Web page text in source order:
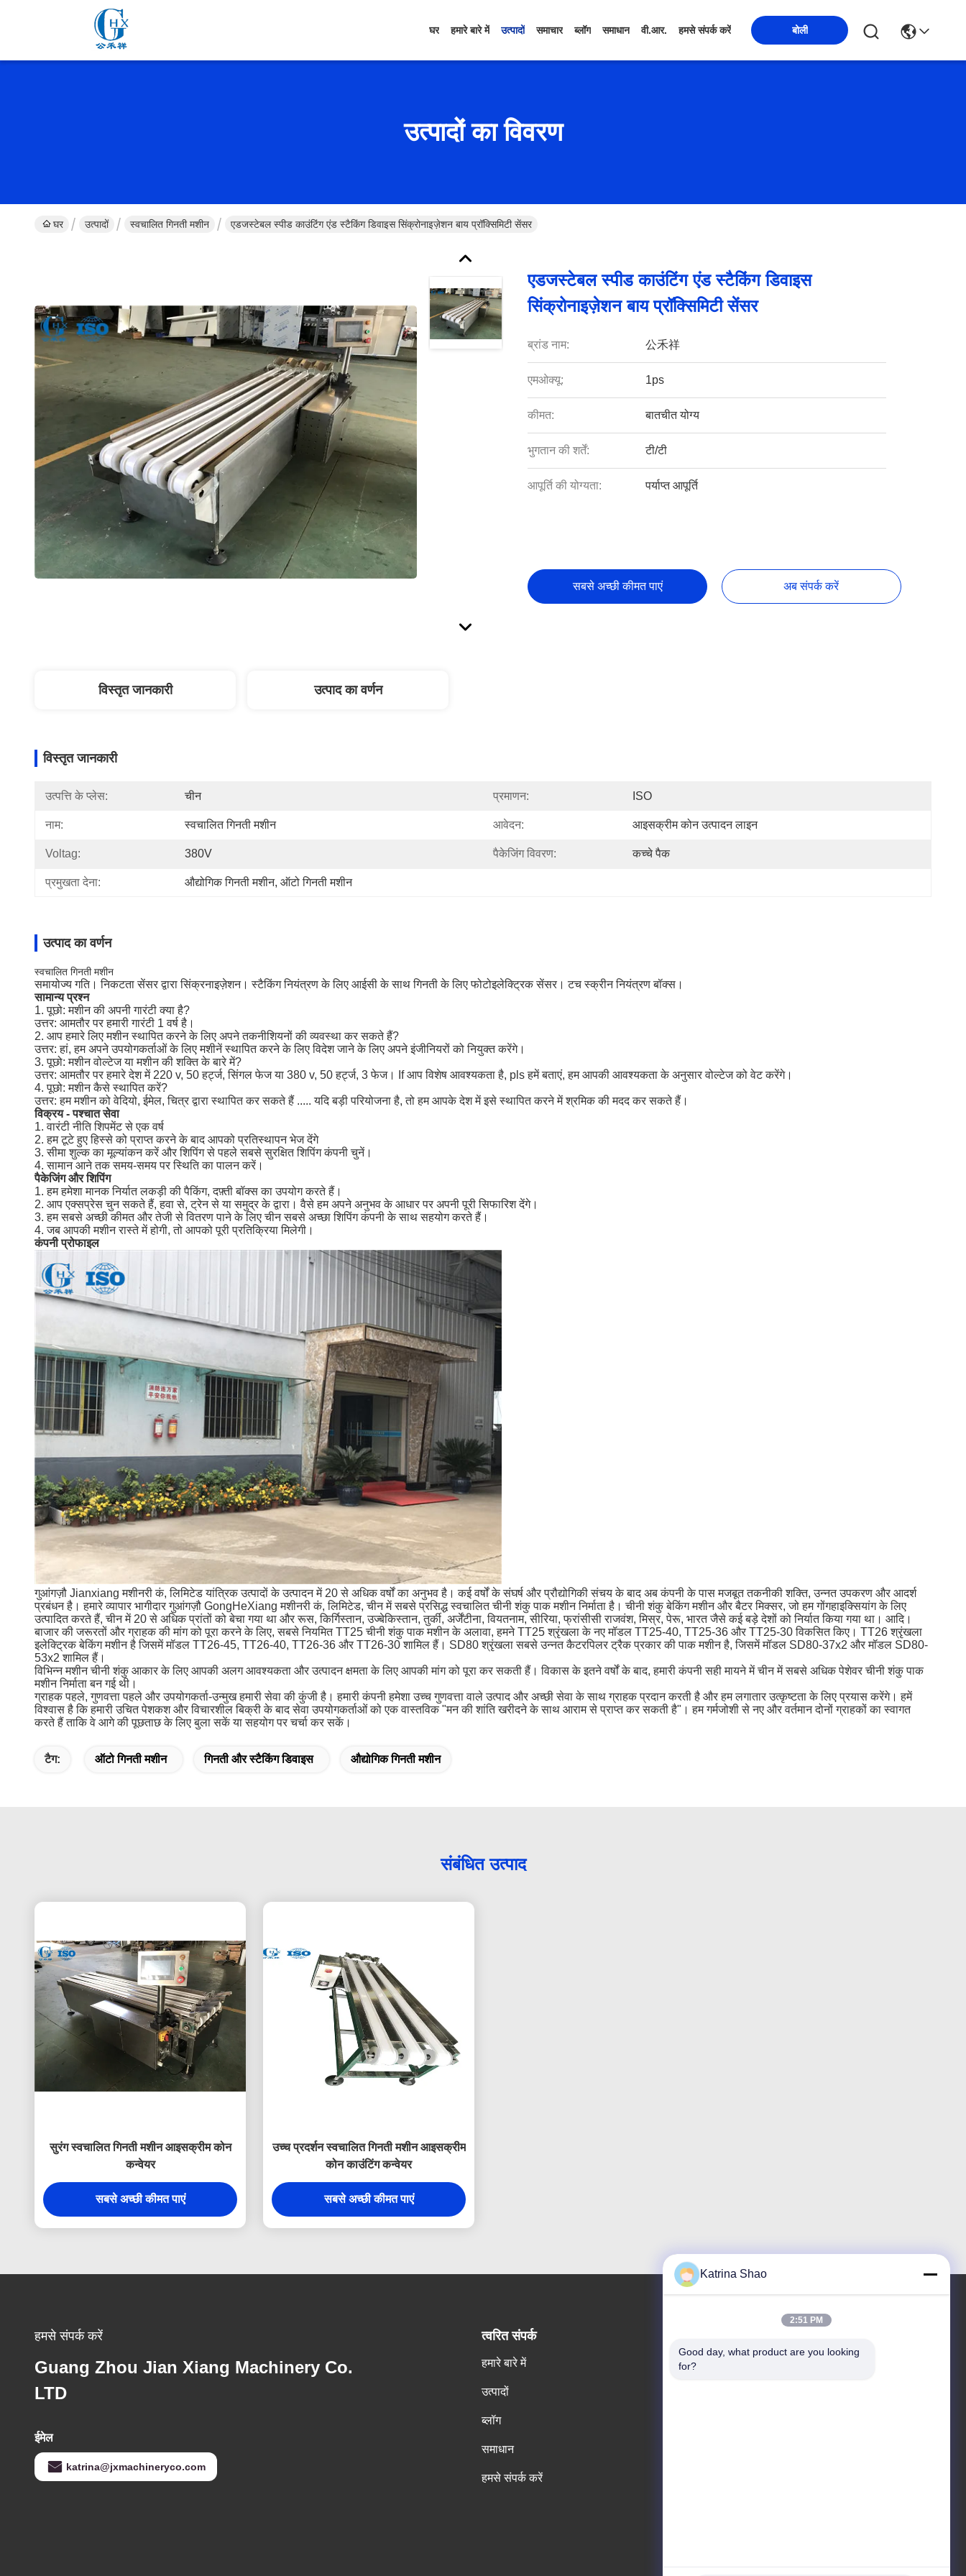
घर हमारे बारे में उत्पादों समाचार ब्लॉग समाधान वी.आर. हमसे संपर्क करें बोली
उत्पादों का विवरण
घर उत्पादों स्वचालित गिनती मशीन एडजस्टेबल स्पीड काउंटिंग एंड स्टैकिंग डिवाइस सिंक्रोनाइज़ेशन बाय प्रॉक्सिमिटी सेंसर
एडजस्टेबल स्पीड काउंटिंग एंड स्टैकिंग डिवाइस
सिंक्रोनाइज़ेशन बाय प्रॉक्सिमिटी सेंसर
ब्रांड नाम: 公禾祥
एमओक्यू: 1ps
कीमत: बातचीत योग्य
भुगतान की शर्तें: टी/टी
आपूर्ति की योग्यता: पर्याप्त आपूर्ति
सबसे अच्छी कीमत पाएं अब संपर्क करें
विस्तृत जानकारी उत्पाद का वर्णन
विस्तृत जानकारी
उत्पत्ति के प्लेस: चीन प्रमाणन: ISO
नाम: स्वचालित गिनती मशीन आवेदन: आइसक्रीम कोन उत्पादन लाइन
Voltag: 380V पैकेजिंग विवरण: कच्चे पैक
प्रमुखता देना: औद्योगिक गिनती मशीन, ऑटो गिनती मशीन
उत्पाद का वर्णन
स्वचालित गिनती मशीन
समायोज्य गति। निकटता सेंसर द्वारा सिंक्रनाइज़ेशन। स्टैकिंग नियंत्रण के लिए आईसी के साथ गिनती के लिए फोटोइलेक्ट्रिक सेंसर। टच स्क्रीन नियंत्रण बॉक्स।
सामान्य प्रश्न
1. पूछो: मशीन की अपनी गारंटी क्या है?
उत्तर: आमतौर पर हमारी गारंटी 1 वर्ष है।
2. आप हमारे लिए मशीन स्थापित करने के लिए अपने तकनीशियनों की व्यवस्था कर सकते हैं?
उत्तर: हां, हम अपने उपयोगकर्ताओं के लिए मशीनें स्थापित करने के लिए विदेश जाने के लिए अपने इंजीनियरों को नियुक्त करेंगे।
3. पूछो: मशीन वोल्टेज या मशीन की शक्ति के बारे में?
उत्तर: आमतौर पर हमारे देश में 220 v, 50 हर्ट्ज, सिंगल फेज या 380 v, 50 हर्ट्ज, 3 फेज। If आप विशेष आवश्यकता है, pls हमें बताएं, हम आपकी आवश्यकता के अनुसार वोल्टेज को वेट करेंगे।
4. पूछो: मशीन कैसे स्थापित करें?
उत्तर: हम मशीन को वेदियो, ईमेल, चित्र द्वारा स्थापित कर सकते हैं ..... यदि बड़ी परियोजना है, तो हम आपके देश में इसे स्थापित करने में श्रमिक की मदद कर सकते हैं।
विक्रय - पश्चात सेवा
1. वारंटी नीति शिपमेंट से एक वर्ष
2. हम टूटे हुए हिस्से को प्राप्त करने के बाद आपको प्रतिस्थापन भेज देंगे
3. सीमा शुल्क का मूल्यांकन करें और शिपिंग से पहले सबसे सुरक्षित शिपिंग कंपनी चुनें।
4. सामान आने तक समय-समय पर स्थिति का पालन करें।
पैकेजिंग और शिपिंग
1. हम हमेशा मानक निर्यात लकड़ी की पैकिंग, दफ़्ती बॉक्स का उपयोग करते हैं।
2. आप एक्सप्रेस चुन सकते हैं, हवा से, ट्रेन से या समुद्र के द्वारा। वैसे हम अपने अनुभव के आधार पर अपनी पूरी सिफारिश देंगे।
3. हम सबसे अच्छी कीमत और तेजी से वितरण पाने के लिए चीन सबसे अच्छा शिपिंग कंपनी के साथ सहयोग करते हैं।
4. जब आपकी मशीन रास्ते में होगी, तो आपको पूरी प्रतिक्रिया मिलेगी।
कंपनी प्रोफाइल
गुआंगज़ौ Jianxiang मशीनरी कं, लिमिटेड यांत्रिक उत्पादों के उत्पादन में 20 से अधिक वर्षों का अनुभव है। कई वर्षों के संघर्ष और प्रौद्योगिकी संचय के बाद अब कंपनी के पास मजबूत तकनीकी शक्ति, उन्नत उपकरण और आदर्श
प्रबंधन है। हमारे व्यापार भागीदार गुआंगज़ौ GongHeXiang मशीनरी कं, लिमिटेड, चीन में सबसे प्रसिद्ध स्वचालित चीनी शंकु पाक मशीन निर्माता है। चीनी शंकु बेकिंग मशीन और बैटर मिक्सर, जो हम गोंगहाइक्सियांग के लिए
उत्पादित करते हैं, चीन में 20 से अधिक प्रांतों को बेचा गया था और रूस, किर्गिस्तान, उज्बेकिस्तान, तुर्की, अर्जेंटीना, वियतनाम, सीरिया, फ्रांसीसी राजवंश, मिस्र, पेरू, भारत जैसे कई बड़े देशों को निर्यात किया गया था। आदि।
बाजार की जरूरतों और ग्राहक की मांग को पूरा करने के लिए, सबसे नियमित TT25 चीनी शंकु पाक मशीन के अलावा, हमने TT25 श्रृंखला के नए मॉडल TT25-40, TT25-36 और TT25-30 विकसित किए। TT26 श्रृंखला
इलेक्ट्रिक बेकिंग मशीन है जिसमें मॉडल TT26-45, TT26-40, TT26-36 और TT26-30 शामिल हैं। SD80 श्रृंखला सबसे उन्नत कैटरपिलर ट्रैक प्रकार की पाक मशीन है, जिसमें मॉडल SD80-37x2 और मॉडल SD80-
53x2 शामिल हैं।
विभिन्न मशीन चीनी शंकु आकार के लिए आपकी अलग आवश्यकता और उत्पादन क्षमता के लिए आपकी मांग को पूरा कर सकती हैं। विकास के इतने वर्षों के बाद, हमारी कंपनी सही मायने में चीन में सबसे अधिक पेशेवर चीनी शंकु पाक
मशीन निर्माता बन गई थी।
ग्राहक पहले, गुणवत्ता पहले और उपयोगकर्ता-उन्मुख हमारी सेवा की कुंजी है। हमारी कंपनी हमेशा उच्च गुणवत्ता वाले उत्पाद और अच्छी सेवा के साथ ग्राहक प्रदान करती है और हम लगातार उत्कृष्टता के लिए प्रयास करेंगे। हमें
विश्वास है कि हमारी उचित पेशकश और विचारशील बिक्री के बाद सेवा उपयोगकर्ताओं को एक वास्तविक "मन की शांति खरीदने के साथ आराम से प्राप्त कर सकती है"। हम गर्मजोशी से नए और वर्तमान दोनों ग्राहकों का स्वागत
करते हैं ताकि वे आगे की पूछताछ के लिए बुला सकें या सहयोग पर चर्चा कर सकें।
टैग: ऑटो गिनती मशीन गिनती और स्टैकिंग डिवाइस औद्योगिक गिनती मशीन
संबंधित उत्पाद
सुरंग स्वचालित गिनती मशीन आइसक्रीम कोन
कन्वेयर
सबसे अच्छी कीमत पाएं
उच्च प्रदर्शन स्वचालित गिनती मशीन आइसक्रीम
कोन काउंटिंग कन्वेयर
सबसे अच्छी कीमत पाएं
हमसे संपर्क करें
Guang Zhou Jian Xiang Machinery Co.
LTD
ईमेल
katrina@jxmachineryco.com
त्वरित संपर्क
हमारे बारे में
उत्पादों
ब्लॉग
समाधान
हमसे संपर्क करें
पता
Katrina Shao
2:51 PM
Good day, what product are you looking
for?